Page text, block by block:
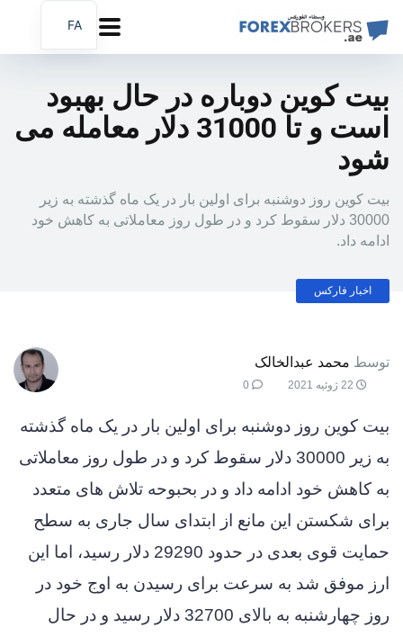
بیت کوین دوباره در حال بهبود
است و تا 31000 دلار معامله می
شود
بیت کوین روز دوشنبه برای اولین بار در یک ماه گذشته به زیر
30000 دلار سقوط کرد و در طول روز معاملاتی به کاهش خود
ادامه داد.
اخبار فارکس
توسط محمد عبدالخالک
بیت کوین روز دوشنبه برای اولین بار در یک ماه گذشته
به زیر 30000 دلار سقوط کرد و در طول روز معاملاتی
به کاهش خود ادامه داد و در بحبوحه تلاش های متعدد
برای شکستن این مانع از ابتدای سال جاری به سطح
حمایت قوی بعدی در حدود 29290 دلار رسید، اما این
ارز موفق شد به سرعت برای رسیدن به اوج خود در
روز چهارشنبه به بالای 32700 دلار رسید و در حال
FA
AR